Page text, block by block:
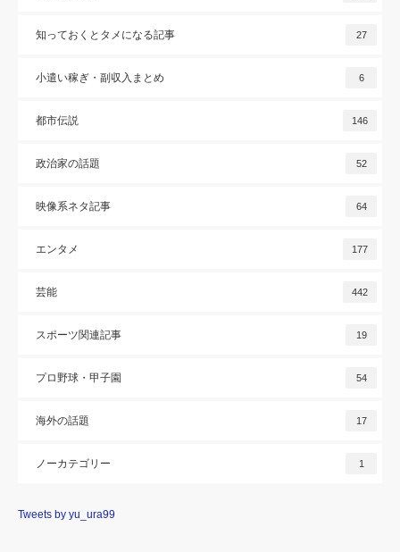
知っておくとタメになる記事 27
小遣い稼ぎ・副収入まとめ 6
都市伝説 146
政治家の話題 52
映像系ネタ記事 64
エンタメ 177
芸能 442
スポーツ関連記事 19
プロ野球・甲子園 54
海外の話題 17
ノーカテゴリー 1
Tweets by yu_ura99